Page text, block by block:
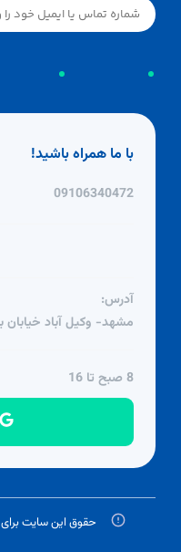
با ما همراه باشید!
09106340472
آدرس:
مشهد- وکیل آباد خیابان
8 صبح تا 16
حقوق این سایت